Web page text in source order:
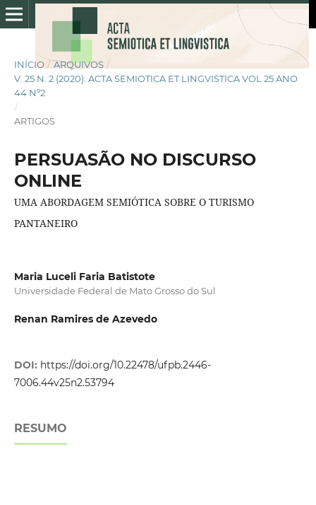
INÍCIO / ARQUIVOS /
V. 25 N. 2 (2020): ACTA SEMIOTICA ET LINGVISTICA VOL 25 ANO
44 Nº2
/
ARTIGOS
PERSUASÃO NO DISCURSO
ONLINE
UMA ABORDAGEM SEMIÓTICA SOBRE O TURISMO
PANTANEIRO
Maria Luceli Faria Batistote
Universidade Federal de Mato Grosso do Sul
Renan Ramires de Azevedo
DOI: https://doi.org/10.22478/ufpb.2446-
7006.44v25n2.53794
RESUMO